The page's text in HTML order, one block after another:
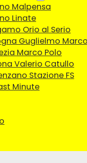
Malpensa
Linate
Orio al Serio
Guglielmo
Marco Polo
Valerio Catullo
Stazione FS
Minute